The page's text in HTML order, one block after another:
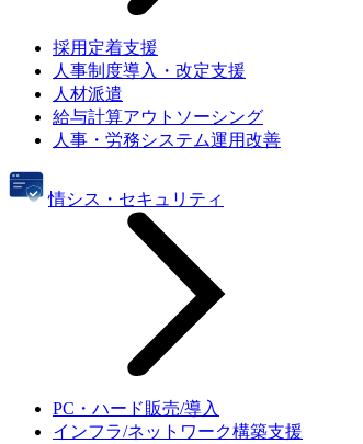
採用定着支援
人事制度導入・改定支援
人材派遣
給与計算アウトソーシング
人事・労務システム運用改善
情シス・セキュリティ
PC・ハード販売/導入
インフラ/ネットワーク構築支援